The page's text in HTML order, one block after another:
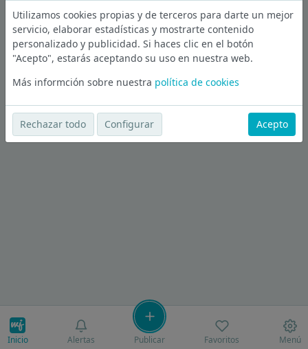
Inicio Alertas Publicar Favoritos Menú
Utilizamos cookies propias y de terceros para darte un mejor
servicio, elaborar estadísticas y mostrarte contenido
personalizado y publicidad. Si haces clic en el botón
"Acepto", estarás aceptando su uso en nuestra web.
Más informción sobre nuestra política de cookies
Rechazar todo Configurar Acepto